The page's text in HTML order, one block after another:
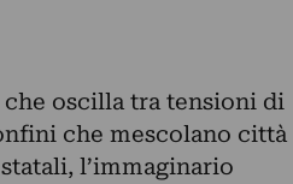
oscilla tra tensioni di
che mescolano città
l’immaginario